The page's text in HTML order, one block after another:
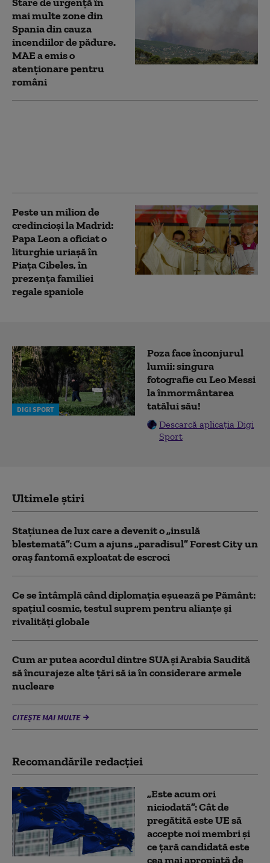
mai multe zone din
Spania din cauza
incendiilor de pădure.
MAE a emis o
atenționare pentru
români
Peste un milion de
credincioși la Madrid:
Papa Leon a oficiat o
liturghie uriașă în
Piața Cibeles, în
prezența familiei
regale spaniole
DIGI SPORT
Poza face înconjurul
lumii: singura
fotografie cu Leo Messi
la înmormântarea
tatălui său!
Descarcă aplicația Digi
Sport
Ultimele știri
Stațiunea de lux care a devenit o „insulă
blestemată”: Cum a ajuns „paradisul” Forest City un
oraș fantomă exploatat de escroci
Ce se întâmplă când diplomația eșuează pe Pământ:
spațiul cosmic, testul suprem pentru alianțe și
rivalități globale
Cum ar putea acordul dintre SUA și Arabia Saudită
să încurajeze alte țări să ia în considerare armele
nucleare
CITEȘTE MAI MULTE
Recomandările redacţiei
„Este acum ori
niciodată”: Cât de
pregătită este UE să
accepte noi membri și
ce țară candidată este
cea mai apropiată de